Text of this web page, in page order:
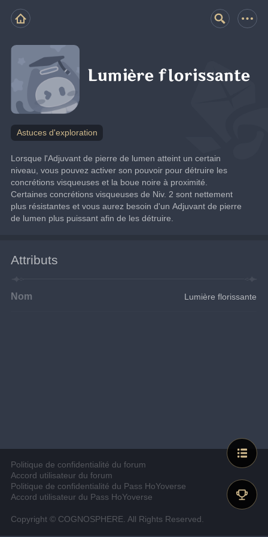
Lumière florissante
Astuces d'exploration
Lorsque l'Adjuvant de pierre de lumen atteint un certain
niveau, vous pouvez activer son pouvoir pour détruire les
concrétions visqueuses et la boue noire à proximité.
Certaines concrétions visqueuses de Niv. 2 sont nettement
plus résistantes et vous aurez besoin d'un Adjuvant de pierre
de lumen plus puissant afin de les détruire.
Attributs
Nom Lumière florissante
Politique de confidentialité du forum
Accord utilisateur du forum
Politique de confidentialité du Pass HoYoverse
Accord utilisateur du Pass HoYoverse
Copyright © COGNOSPHERE. All Rights Reserved.